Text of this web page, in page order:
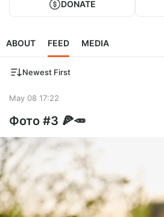
DONATE
ABOUT FEED MEDIA
Newest First
May 08 17:22
Фото #3 🍕🥕